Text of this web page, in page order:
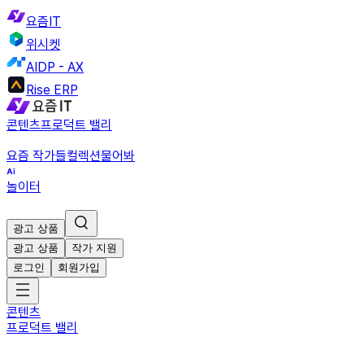
요즘IT
위시켓
AIDP - AX
Rise ERP
콘텐츠프로덕트 밸리
요즘 작가들컬렉션물어봐
놀이터
광고 상품
광고 상품
작가 지원
로그인
회원가입
콘텐츠
프로덕트 밸리